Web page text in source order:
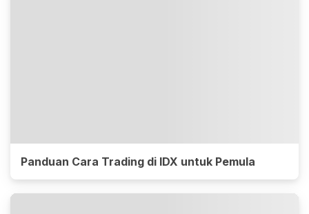
Panduan Cara Trading di IDX untuk Pemula